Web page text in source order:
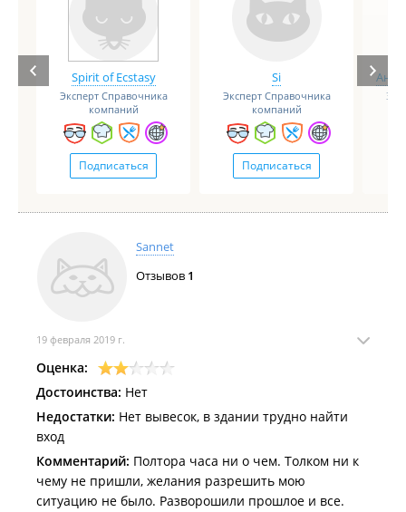
Spirit of Ecstasy
Эксперт Справочника
компаний
Подписаться
Si
Эксперт Справочника
компаний
Подписаться
Sannet
Отзывов 1
19 февраля 2019 г.
Оценка:
Достоинства: Нет
Недостатки: Нет вывесок, в здании трудно найти
вход
Комментарий: Полтора часа ни о чем. Толком ни к
чему не пришли, желания разрешить мою
ситуацию не было. Разворошили прошлое и все.